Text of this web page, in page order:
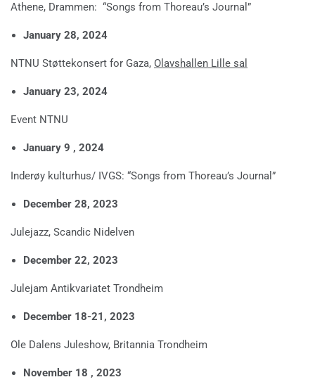
Athene, Drammen: “Songs from Thoreau’s Journal”
January 28, 2024
NTNU Støttekonsert for Gaza, Olavshallen Lille sal
January 23, 2024
Event NTNU
January 9 , 2024
Inderøy kulturhus/ IVGS: “Songs from Thoreau’s Journal”
December 28, 2023
Julejazz, Scandic Nidelven
December 22, 2023
Julejam Antikvariatet Trondheim
December 18-21, 2023
Ole Dalens Juleshow, Britannia Trondheim
November 18 , 2023